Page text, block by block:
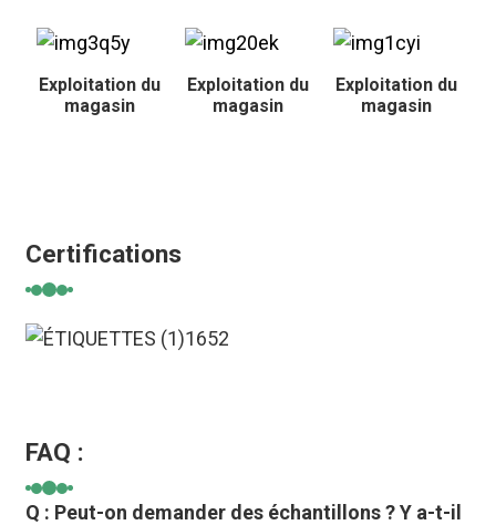
Exploitation du
magasin
Exploitation du
magasin
Exploitation du
magasin
Certifications
FAQ :
Q : Peut-on demander des échantillons ? Y a-t-il